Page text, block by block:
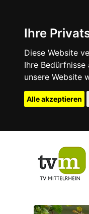
Ihre
Diese Website
Ihre
unsere Website
Alle akzeptieren